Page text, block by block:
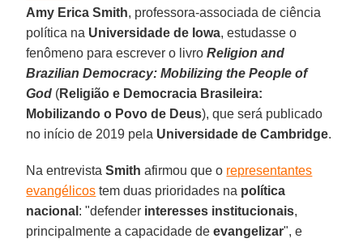
Amy Erica Smith, professora-associada de ciência
política na Universidade de Iowa, estudasse o
fenômeno para escrever o livroReligion and
Brazilian Democracy: Mobilizing the People of
God (Religião e Democracia Brasileira:
Mobilizando o Povo de Deus), que será publicado
no início de 2019 pela Universidade de Cambridge.
Na entrevistaSmith afirmou que o representantes
evangélicos tem duas prioridades na política
nacional : "defender interesses institucionais,
principalmente a capacidade deevangelizar", e